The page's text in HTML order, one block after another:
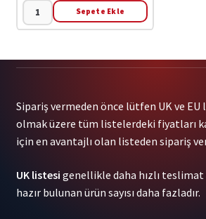
!!!
Wallop
(Color
Vinyl)
adet
Sepete Ekle
Sipariş vermeden önce lütfen UK ve
olmak üzere tüm listelerdeki fiyatları
için en avantajlı olan listeden sipariş
UK listesi genellikle daha hızlı
hazır bulunan ürün sayısı daha fazladır.